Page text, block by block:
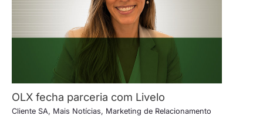
OLX fecha parceria com Livelo
Cliente SA, Mais Notícias, Marketing de Relacionamento